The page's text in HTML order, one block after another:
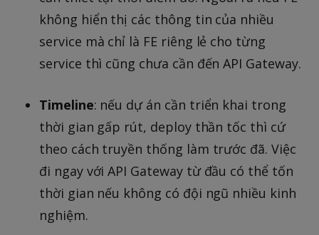
không hiển thị các thông tin của nhiều
service mà chỉ là FE riêng lẻ cho từng
service thì cũng chưa cần đến API Gateway.
Timeline: nếu dự án cần triển khai trong
thời gian gấp rút, deploy thần tốc thì cứ
theo cách truyền thống làm trước đã. Việc
đi ngay với API Gateway từ đầu có thể tốn
thời gian nếu không có đội ngũ nhiều kinh
nghiệm.